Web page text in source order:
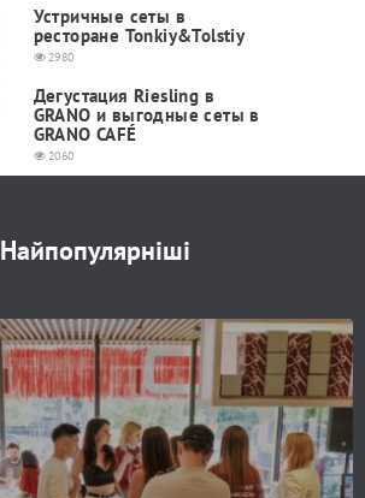
Устричные сеты в
ресторане Tonkiy&Tolstiy
2980
Дегустация Riesling в
GRANO и выгодные сеты в
GRANO CAFÉ
2060
Найпопулярніші